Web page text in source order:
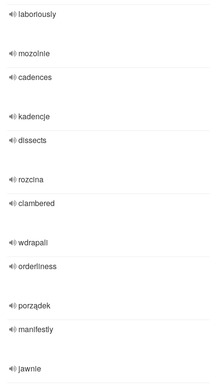
laboriously
mozolnie
cadences
kadencje
dissects
rozcina
clambered
wdrapali
orderliness
porządek
manifestly
jawnie